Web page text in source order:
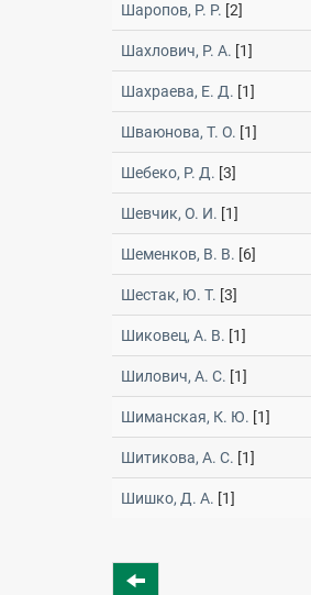
Шаропов, Р. Р. [2]
Шахлович, Р. А. [1]
Шахраева, Е. Д. [1]
Шваюнова, Т. О. [1]
Шебеко, Р. Д. [3]
Шевчик, О. И. [1]
Шеменков, В. В. [6]
Шестак, Ю. Т. [3]
Шиковец, А. В. [1]
Шилович, А. С. [1]
Шиманская, К. Ю. [1]
Шитикова, А. С. [1]
Шишко, Д. А. [1]